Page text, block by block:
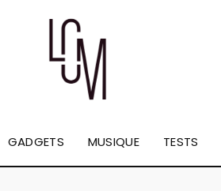
GADGETS MUSIQUE TESTS